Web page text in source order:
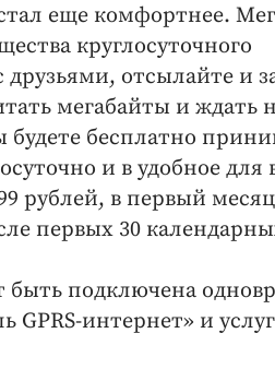
еще комфортнее.
круглосуточного
отсылайте и
мегабайты и ждать
бесплатно
и в удобное для
рублей, в первый месяц
первых 30
подключена
интернет» и